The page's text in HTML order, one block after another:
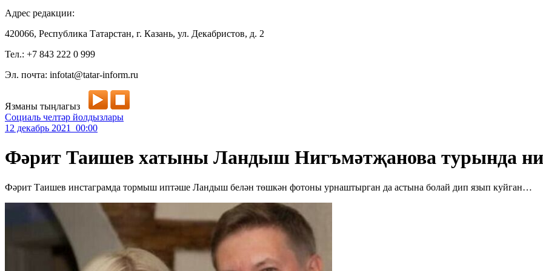
Адрес редакции:
420066, Республика Татарстан, г. Казань, ул. Декабристов, д. 2
Тел.: +7 843 222 0 999
Эл. почта: infotat@tatar-inform.ru
Язманы тыңлагыз
Социаль челтәр йолдызлары
12 декабрь 2021 00:00
Фәрит Таишев хатыны Ландыш Нигъмәтҗанова турында ни
Фәрит Таишев инстаграмда тормыш иптәше Ландыш белән төшкән фотоны урнаштырган да астына болай дип язып куйган…